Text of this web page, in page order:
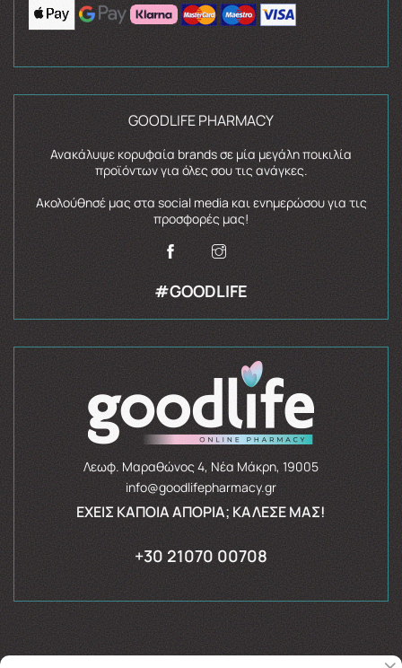
GOODLIFE PHARMACY
Ανακάλυψε κορυφαία brands σε μία μεγάλη ποικιλία
προϊόντων για όλες σου τις ανάγκες.
Ακολούθησέ μας στα social media και ενημερώσου για τις
προσφορές μας!
#GOODLIFE
Λεωφ. Μαραθώνος 4, Νέα Μάκρη, 19005
info@goodlifepharmacy.gr
ΈΧΕΙΣ ΚΆΠΟΙΑ ΑΠΟΡΊΑ; ΚΆΛΕΣΈ ΜΑΣ!
+30 21070 00708